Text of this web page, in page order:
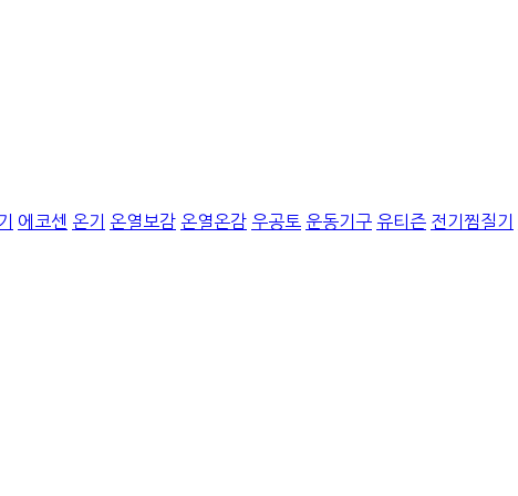
에코센 온기 온열보감 온열온감 우공토 운동기구 유티즌 전기찜질기